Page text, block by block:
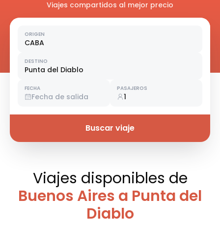
Viajes compartidos al mejor precio
ORIGEN
CABA
DESTINO
Punta del Diablo
FECHA
Fecha de salida
PASAJEROS
1
Buscar viaje
Viajes disponibles de
Buenos Aires a Punta del
Diablo